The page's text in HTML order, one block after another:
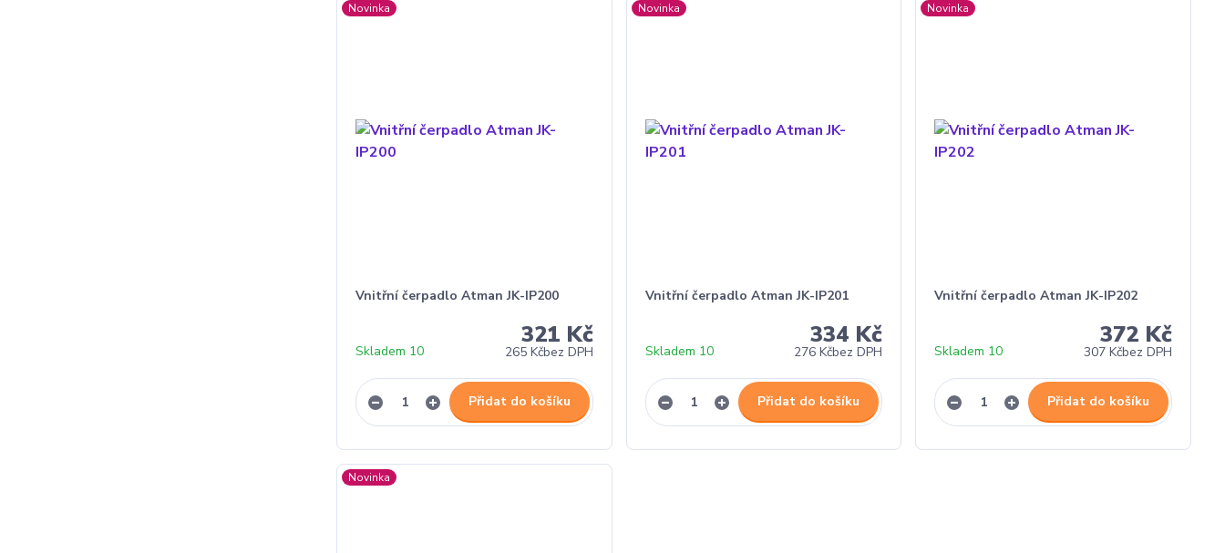
Novinka
Vnitřní čerpadlo Atman JK-IP200
321 Kč
265 Kčbez DPH
Skladem 10
Přidat do košíku
Novinka
Vnitřní čerpadlo Atman JK-IP201
334 Kč
276 Kčbez DPH
Skladem 10
Přidat do košíku
Novinka
Vnitřní čerpadlo Atman JK-IP202
372 Kč
307 Kčbez DPH
Skladem 10
Přidat do košíku
Novinka